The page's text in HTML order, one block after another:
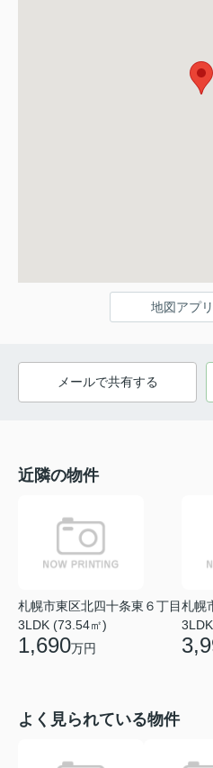
地図アプ
メールで共有する
近隣の物件
札幌市東区北四十条東６丁目
3LDK (73.54㎡)
1,690万円
札幌
よく見られている物件